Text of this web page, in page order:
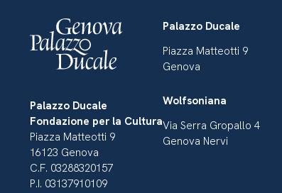
Palazzo Ducale
Fondazione per la Cultura
Piazza Matteotti 9
16123 Genova
C.F. 03288320157
P.I. 03137910109
Palazzo Ducale
Piazza Matteotti 9
Genova
Wolfsoniana
Via Serra Gropallo 4
Genova Nervi